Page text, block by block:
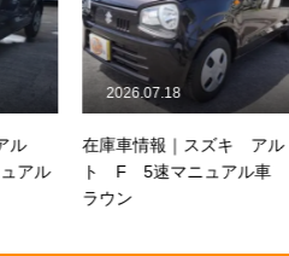
在庫車情報｜スズキ アル
ト F 5速マニュアル車 ブ
2026.07.18